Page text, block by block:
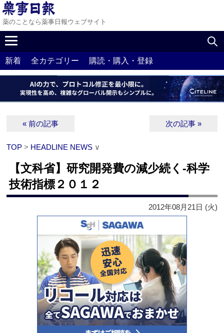
薬のことなら薬事日報ウェブサイト
新着 全カテゴリー 購読・購入・登録
« 前の記事 次の記事 »
TOP > HEADLINE NEWS ∨
【文科省】研究開発費の減少続く‐科学
技術指標２０１２
2012年08月21日 (火)